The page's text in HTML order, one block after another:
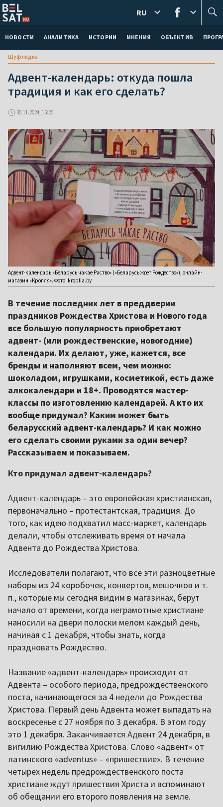
НОВОСТИ АНАЛИТИКА ИСТОРИИ МНЕНИЯ ОБЪЕКТИВ
RU
Шуфлядка
Адвент-календарь: откуда пошла
традиция и как его сделать?
30.11.2024, 15:20
Адвент-календарь «Беларусь чакае Раство» («Беларусь ждет Рождество»), онлайн-
магазин «Кропля». Фото: kroplia.by
В течение последних лет в преддверии
праздников Рождества Христова и Нового года
все большую популярность приобретают
адвент- (или рождественские, новогодние)
календари. Их делают, уже, кажется, все
бренды и наполняют всем, чем можно:
шоколадом, игрушками, косметикой, есть даже
алкокалендари и 18+. Проводятся мастер-
классы по изготовлению календарей. А кто их
вообще придумал? Каким может быть
беларусский адвент-календарь? И как можно
его сделать своими руками за один вечер?
Рассказываем и показываем.
Кто придумал адвент-календарь?
Адвент-календарь – это европейская христианская,
первоначально – протестантская, традиция. До
того, как идею подхватил масс-маркет, календарь
делали, чтобы отслеживать время от начала
Адвента до Рождества Христова.
Исследователи полагают, что все эти разноцветные
наборы из 24 коробочек, конвертов, мешочков и т.
п., которые мы сегодня видим в магазинах, берут
начало от времени, когда неграмотные христиане
наносили на двери полоски мелом каждый день,
начиная с 1 декабря, чтобы знать, когда
праздновать Рождество.
Название «адвент-календарь» происходит от
Адвента – особого периода, предрождественского
поста, начинающегося за 4 недели до Рождества
Христова. Первый день Адвента может выпадать на
воскресенье с 27 ноября по 3 декабря. В этом году
это 1 декабря. Заканчивается Адвент 24 декабря, в
вигилию Рождества Христова. Слово «адвент» от
латинского «adventus» – «пришествие». В течение
четырех недель предрождественского поста
христиане ждут пришествия Христа и вспоминают
об обещании его второго появления на земле.